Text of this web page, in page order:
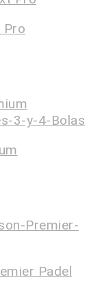
Pro
Padel